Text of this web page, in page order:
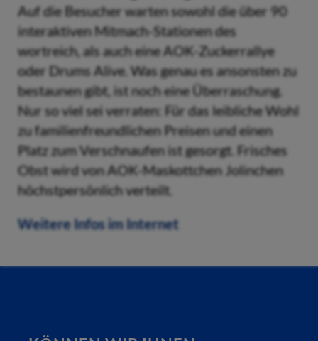
Auf die Besucher warten sowohl die über 90
interaktiven Mitmach-Stationen des
wortreich, als auch eine AOK-Zuckerrallye
oder Drums Alive. Was genau es ansonsten zu
bestaunen gibt, ist noch eine Überraschung.
Nur so viel sei verraten: Für das leibliche Wohl
zu familienfreundlichen Preisen und einen
Platz zum Verschnaufen ist gesorgt. Frisches
Obst wird von AOK-Maskottchen Jolinchen
höchstpersönlich verteilt.
Weitere Infos im Internet